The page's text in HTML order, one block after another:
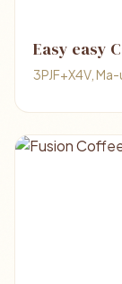
Easy easy
3PJF+X4V,